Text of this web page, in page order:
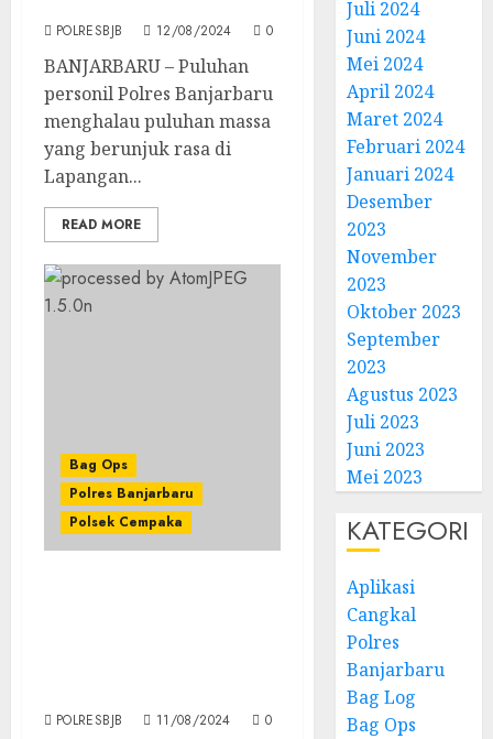
POLRESBJB 12/08/2024 0
BANJARBARU – Puluhan
personil Polres Banjarbaru
menghalau puluhan massa
yang berunjuk rasa di
Lapangan...
READ MORE
Bag Ops
Polres Banjarbaru
Polsek Cempaka
POLRESBJB 11/08/2024 0
Juli 2024
Juni 2024
Mei 2024
April 2024
Maret 2024
Februari 2024
Januari 2024
Desember
2023
November
2023
Oktober 2023
September
2023
Agustus 2023
Juli 2023
Juni 2023
Mei 2023
KATEGORI
Aplikasi
Cangkal
Polres
Banjarbaru
Bag Log
Bag Ops